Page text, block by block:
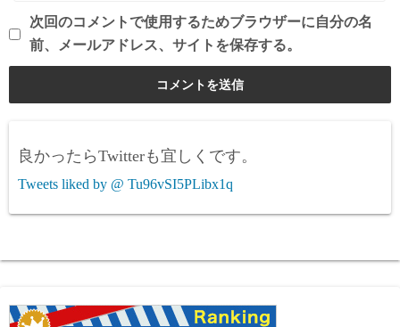
次回のコメントで使用するためブラウザーに自分の名
前、メールアドレス、サイトを保存する。
良かったらTwitterも宜しくです。
Tweets liked by @ Tu96vSI5PLibx1q